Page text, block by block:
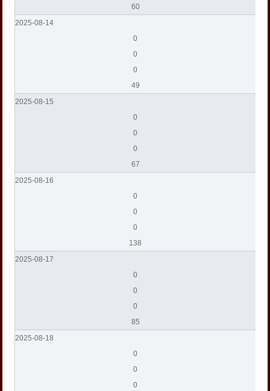
60
2025-08-14
0
0
0
49
2025-08-15
0
0
0
67
2025-08-16
0
0
0
138
2025-08-17
0
0
0
85
2025-08-18
0
0
0